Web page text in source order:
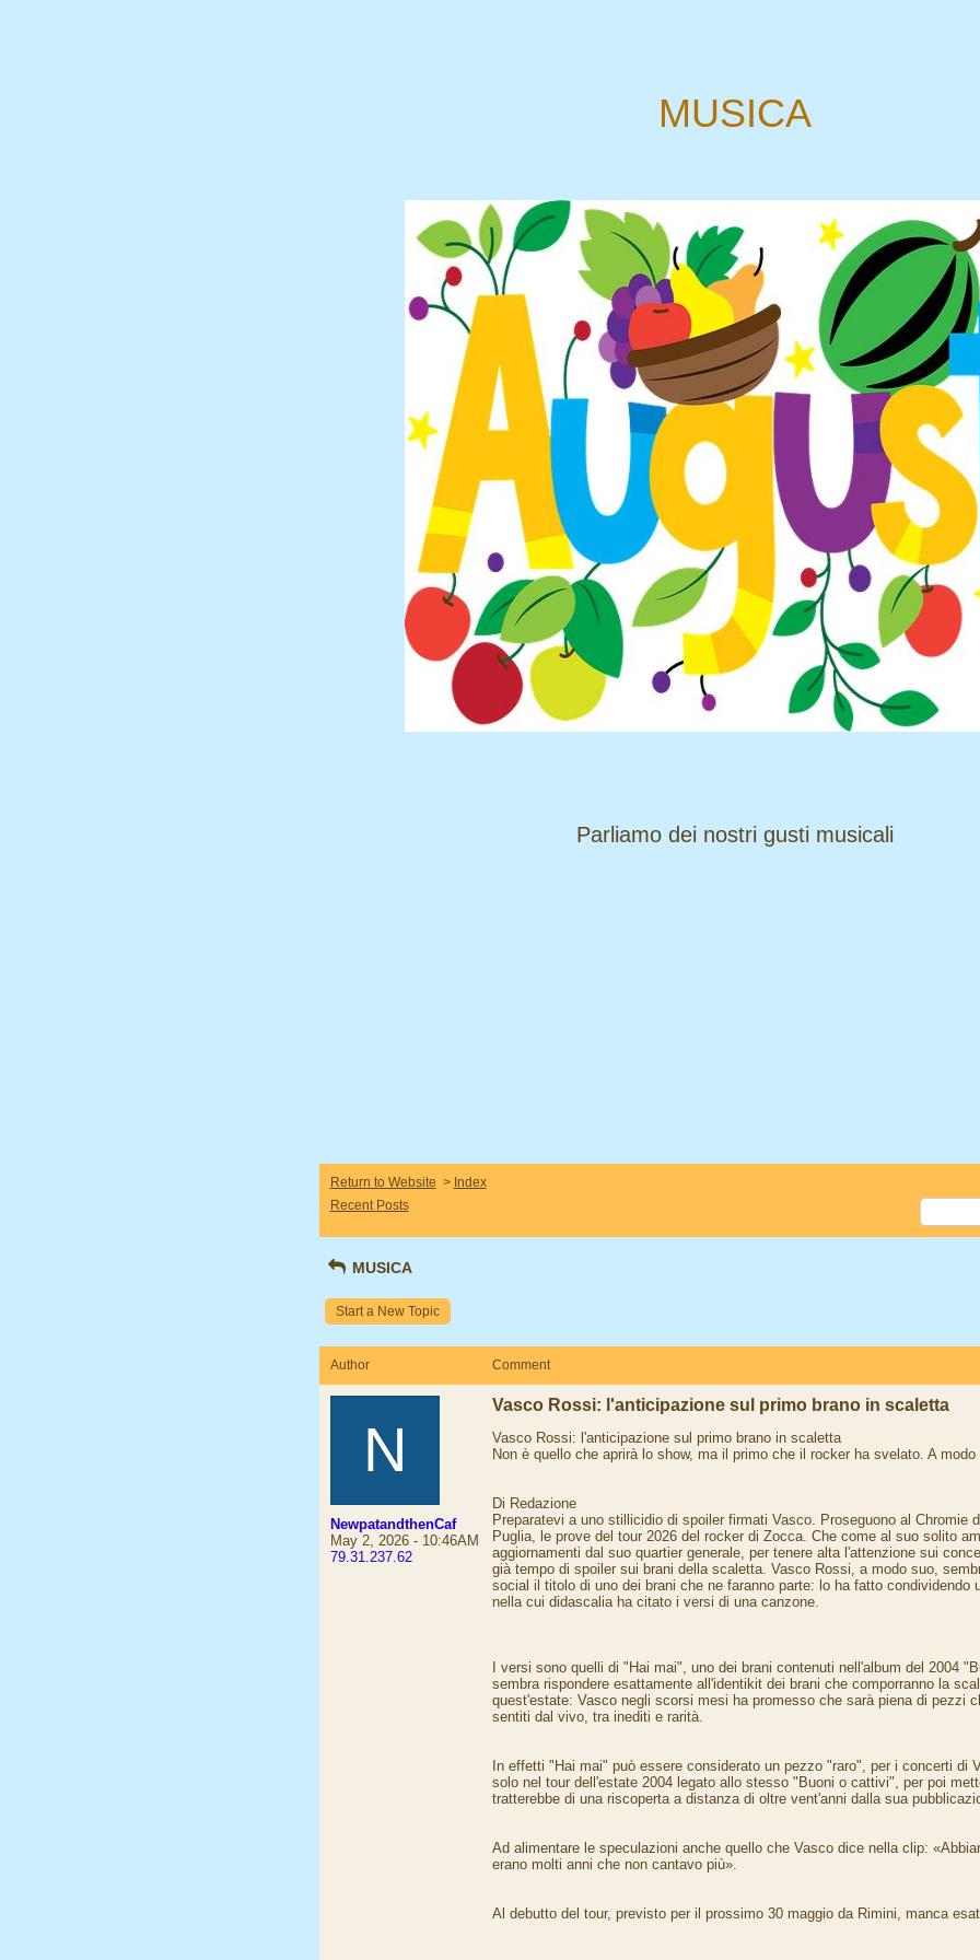
MUSICA
​​​​​​​Parliamo dei nostri gusti musicali
Return to Website > Index
Recent Posts
MUSICA
Start a New Topic
Author Comment
N
NewpatandthenCaf
May 2, 2026 - 10:46AM
79.31.237.62
Vasco Rossi: l'anticipazione sul primo brano in scaletta
Vasco Rossi: l'anticipazione sul primo brano in scaletta
Non è quello che aprirà lo show, ma il primo che il rocker ha svelato. A modo
Di Redazione
Preparatevi a uno stillicidio di spoiler firmati Vasco. Proseguono al Chromie
Puglia, le prove del tour 2026 del rocker di Zocca. Che come al suo solito
aggiornamenti dal suo quartier generale, per tenere alta l'attenzione sui
già tempo di spoiler sui brani della scaletta. Vasco Rossi, a modo suo,
social il titolo di uno dei brani che ne faranno parte: lo ha fatto condividendo
nella cui didascalia ha citato i versi di una canzone.
I versi sono quelli di "Hai mai", uno dei brani contenuti nell'album del 2004
sembra rispondere esattamente all'identikit dei brani che comporranno la
quest'estate: Vasco negli scorsi mesi ha promesso che sarà piena di pezzi
sentiti dal vivo, tra inediti e rarità.
In effetti "Hai mai" può essere considerato un pezzo "raro", per i concerti di
solo nel tour dell'estate 2004 legato allo stesso "Buoni o cattivi", per poi
tratterebbe di una riscoperta a distanza di oltre vent'anni dalla sua
Ad alimentare le speculazioni anche quello che Vasco dice nella clip:
erano molti anni che non cantavo più».
Al debutto del tour, previsto per il prossimo 30 maggio da Rimini, manca